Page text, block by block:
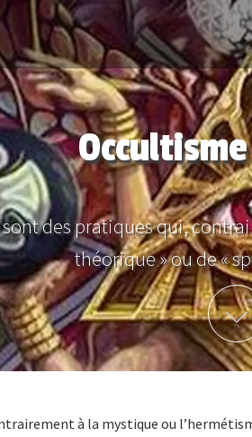
des pratiques qui,
théorique » ou de «
à la mystique ou